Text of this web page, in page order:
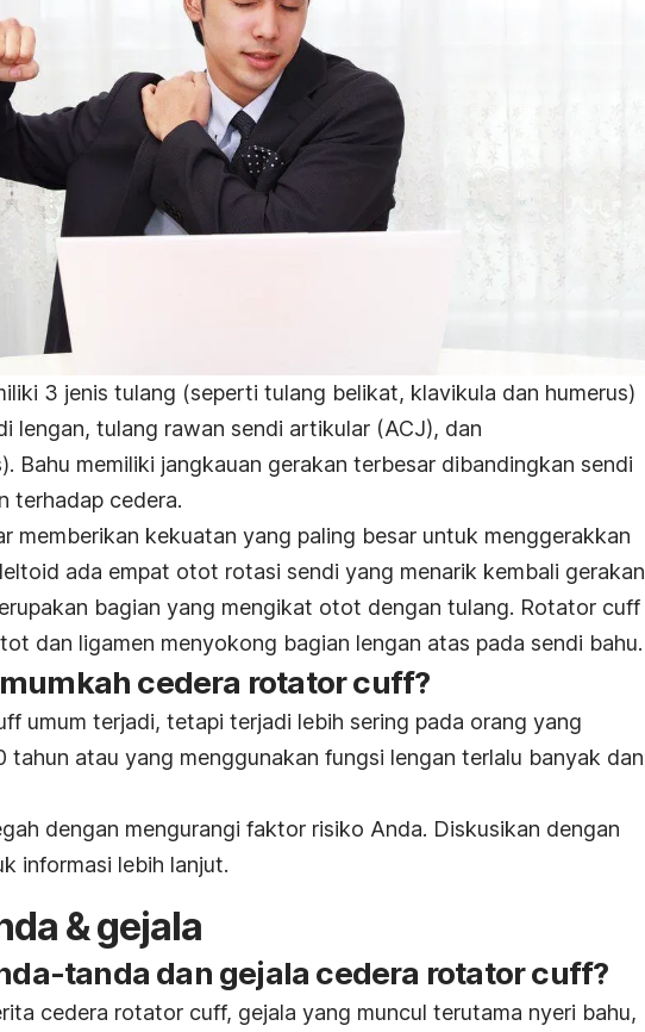
3 jenis tulang (seperti tulang belikat, klavikula dan humerus)
lengan, tulang rawan sendi artikular (ACJ), dan
Bahu memiliki jangkauan gerakan terbesar dibandingkan sendi
terhadap cedera.
memberikan kekuatan yang paling besar untuk menggerakkan
ada empat otot rotasi sendi yang menarik kembali gerakan
bagian yang mengikat otot dengan tulang. Rotator cuff
dan ligamen menyokong bagian lengan atas pada sendi bahu.
cedera rotator cuff?
umum terjadi, tetapi terjadi lebih sering pada orang yang
tahun atau yang menggunakan fungsi lengan terlalu banyak dan
dengan mengurangi faktor risiko Anda. Diskusikan dengan
informasi lebih lanjut.
& gejala
tanda dan gejala cedera rotator cuff?
cedera rotator cuff, gejala yang muncul terutama nyeri bahu,